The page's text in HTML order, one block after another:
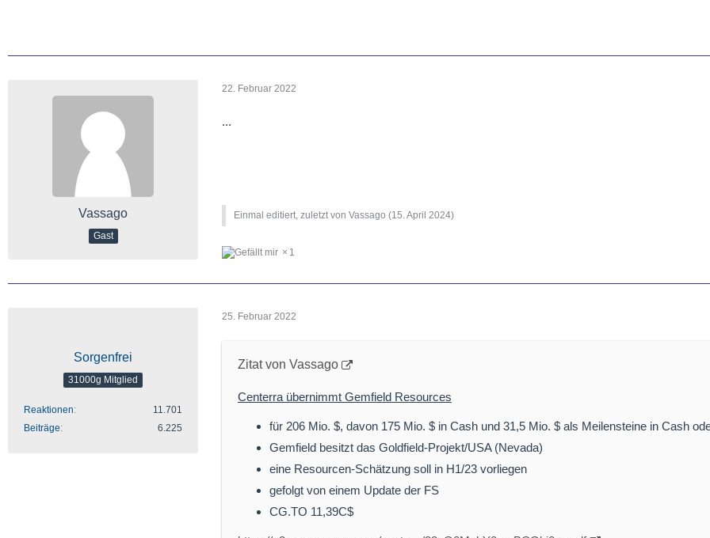
Vassago
Gast
22. Februar 2022
...
Einmal editiert, zuletzt von Vassago (15. April 2024)
1
Sorgenfrei
31000g Mitglied
Reaktionen
11.701
Beiträge
6.225
25. Februar 2022
Zitat von Vassago
Centerra übernimmt Gemfield Resources
für 206 Mio. $, davon 175 Mio. $ in Cash und 31,5 Mio. $ als Meilensteine in Cash
Gemfield besitzt das Goldfield-Projekt/USA (Nevada)
eine Resourcen-Schätzung soll in H1/23 vorliegen
gefolgt von einem Update der FS
CG.TO 11,39C$